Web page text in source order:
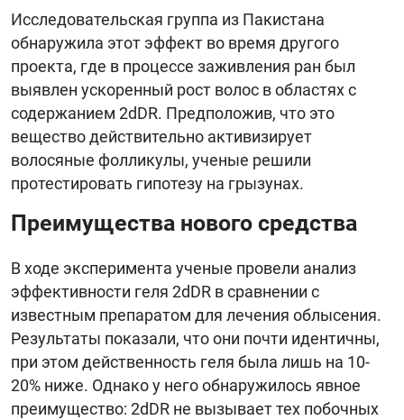
Исследовательская группа из Пакистана
обнаружила этот эффект во время другого
проекта, где в процессе заживления ран был
выявлен ускоренный рост волос в областях с
содержанием 2dDR. Предположив, что это
вещество действительно активизирует
волосяные фолликулы, ученые решили
протестировать гипотезу на грызунах.
Преимущества нового средства
В ходе эксперимента ученые провели анализ
эффективности геля 2dDR в сравнении с
известным препаратом для лечения облысения.
Результаты показали, что они почти идентичны,
при этом действенность геля была лишь на 10-
20% ниже. Однако у него обнаружилось явное
преимущество: 2dDR не вызывает тех побочных